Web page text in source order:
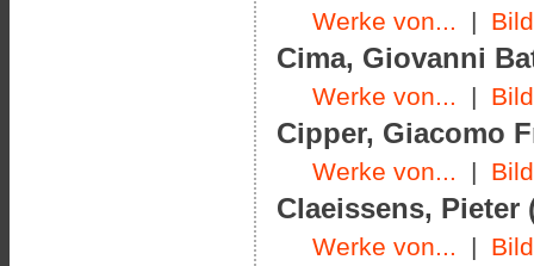
Werke von... |
Cima, Giovanni
Werke von... |
Cipper, Giacomo
Werke von... |
Claeissens, Pieter
Werke von... |